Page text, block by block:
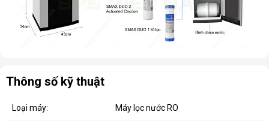
Thông số kỹ thuật
Loại máy: Máy lọc nước RO